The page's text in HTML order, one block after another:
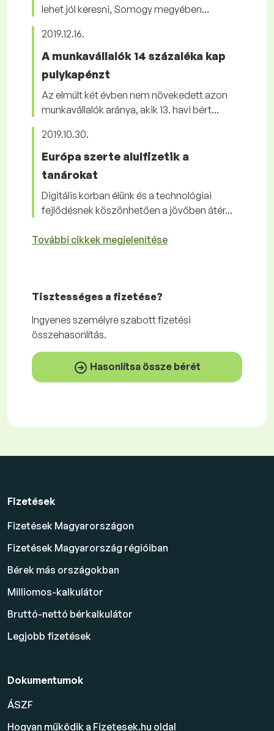
lehet jól keresni, Somogy megyében...
2019.12.16.
A munkavállalók 14 százaléka kap
pulykapénzt
Az elmúlt két évben nem növekedett azon
munkavállalók aránya, akik 13. havi bért...
2019.10.30.
Európa szerte alulfizetik a
tanárokat
Digitális korban élünk és a technológiai
fejlődésnek köszönhetően a jövőben átér...
További cikkek megjelenítése
Tisztességes a fizetése?
Ingyenes személyre szabott fizetési
összehasonlítás.
Hasonlítsa össze bérét
Fizetések
Fizetések Magyarországon
Fizetések Magyarország régióiban
Bérek más országokban
Milliomos-kalkulátor
Bruttó-nettó bérkalkulátor
Legjobb fizetések
Dokumentumok
ÁSZF
Hogyan működik a Fizetesek.hu oldal